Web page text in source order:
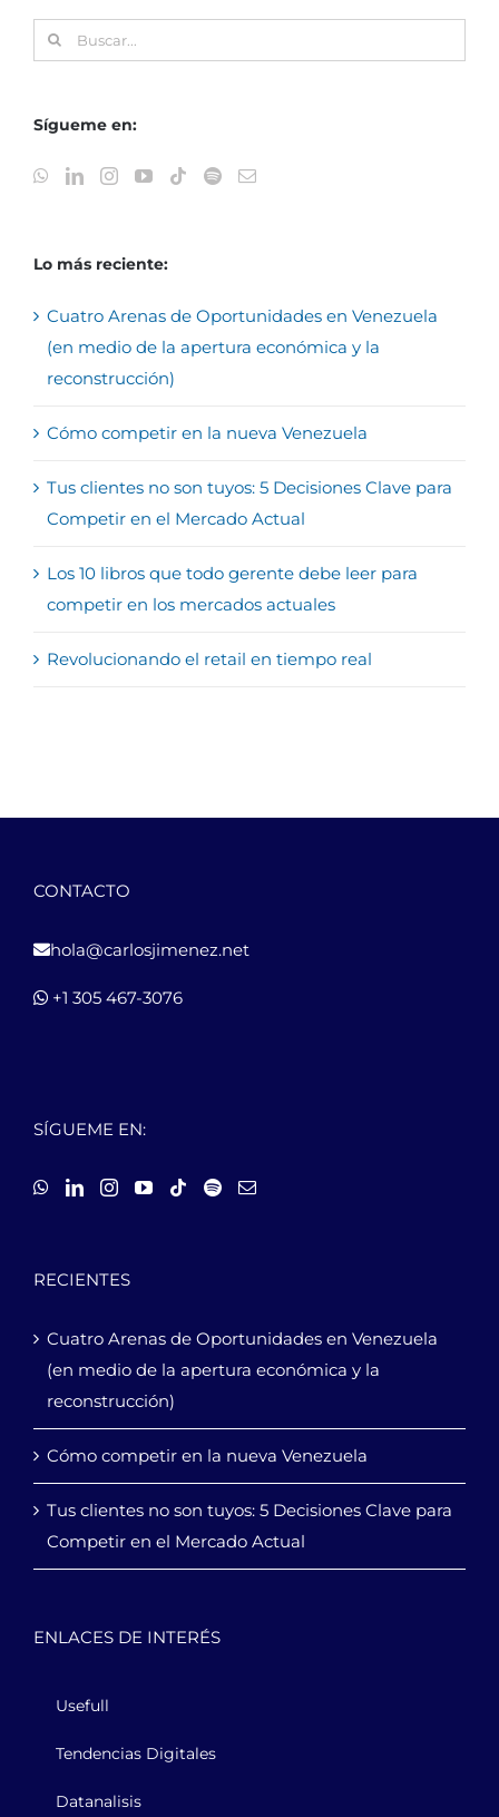
Buscar:
Sígueme en:
Lo más reciente:
Cuatro Arenas de Oportunidades en Venezuela
(en medio de la apertura económica y la
reconstrucción)
Cómo competir en la nueva Venezuela
Tus clientes no son tuyos: 5 Decisiones Clave para
Competir en el Mercado Actual
Los 10 libros que todo gerente debe leer para
competir en los mercados actuales
Revolucionando el retail en tiempo real
CONTACTO
hola@carlosjimenez.net
+1 305 467-3076
SÍGUEME EN:
RECIENTES
Cuatro Arenas de Oportunidades en Venezuela
(en medio de la apertura económica y la
reconstrucción)
Cómo competir en la nueva Venezuela
Tus clientes no son tuyos: 5 Decisiones Clave para
Competir en el Mercado Actual
ENLACES DE INTERÉS
Usefull
Tendencias Digitales
Datanalisis